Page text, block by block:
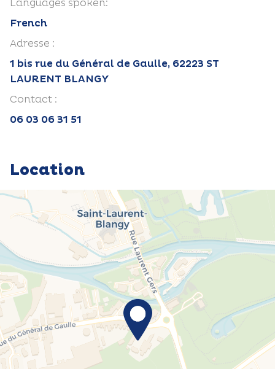
Languages spoken:
French
Adresse :
1 bis rue du Général de Gaulle, 62223 ST
LAURENT BLANGY
Contact :
06 03 06 31 51
Location